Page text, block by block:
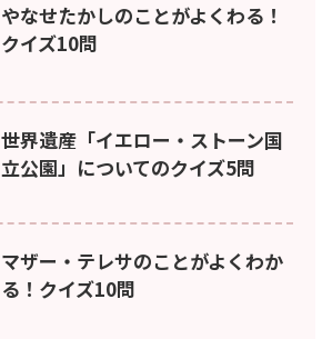
やなせたかしのことがよくわる！
クイズ10問
世界遺産「イエロー・ストーン国
立公園」についてのクイズ5問
マザー・テレサのことがよくわか
る！クイズ10問